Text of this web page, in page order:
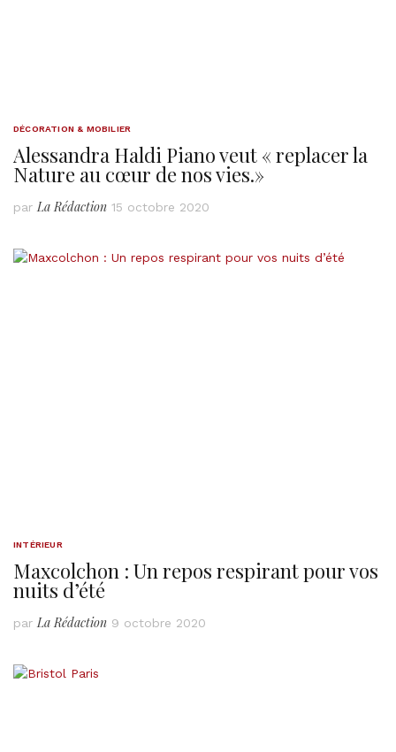
DÉCORATION & MOBILIER
Alessandra Haldi Piano veut « replacer la
Nature au cœur de nos vies.»
parLa Rédaction 15 octobre 2020
INTÉRIEUR
Maxcolchon : Un repos respirant pour vos
nuits d’été
parLa Rédaction 9 octobre 2020